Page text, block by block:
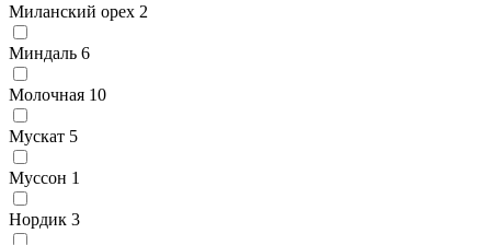
Миланский орех 2
Миндаль 6
Молочная 10
Мускат 5
Муссон 1
Нордик 3